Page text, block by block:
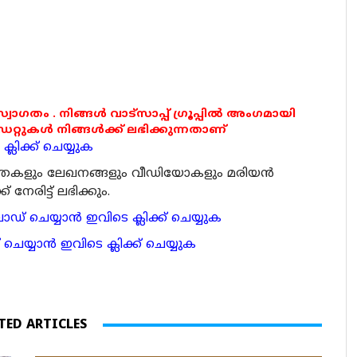
. നിങ്ങൾ വാട്സാപ്പ് ഗ്രൂപ്പിൽ അംഗമായി
നിങ്ങൾക്ക് ലഭിക്കുന്നതാണ്
ചെയ്യുക
ലേഖനങ്ങളും വീഡിയോകളും മരിയന്‍
ലഭിക്കും.
ഇവിടെ ക്ലിക്ക് ചെയ്യുക
ഇവിടെ ക്ലിക്ക് ചെയ്യുക
ARTICLES